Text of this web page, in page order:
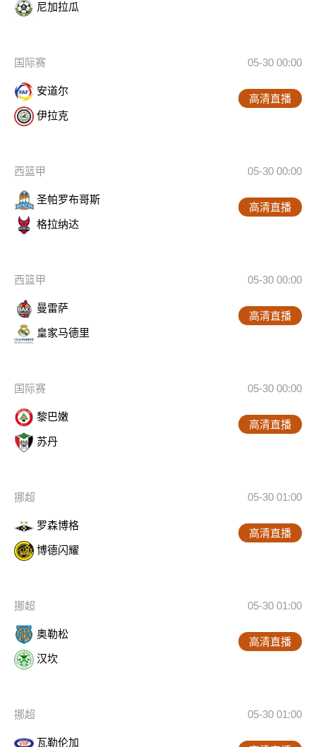
尼加拉瓜
国际赛 05-30 00:00
安道尔
伊拉克
高清直播
西篮甲 05-30 00:00
圣帕罗布哥斯
格拉纳达
高清直播
西篮甲 05-30 00:00
曼雷萨
皇家马德里
高清直播
国际赛 05-30 00:00
黎巴嫩
苏丹
高清直播
挪超 05-30 01:00
罗森博格
博德闪耀
高清直播
挪超 05-30 01:00
奥勒松
汉坎
高清直播
挪超 05-30 01:00
瓦勒伦加